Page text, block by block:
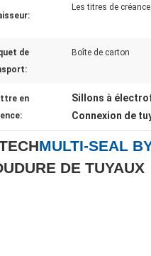
Les titres de
de
Boîte de carton
en
Sillons à
Connexion de
MULTI-SEAL
DE TUYAUX